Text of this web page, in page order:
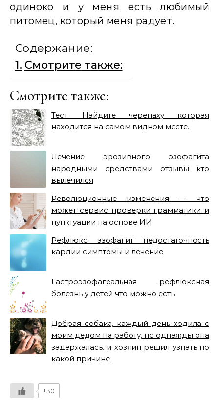
одиноко и у меня есть любимый
питомец, который меня радует.
Содержание:
Смотрите также:
Смотрите также:
Тест: Найдите черепаху которая
находится на самом видном месте.
Лечение эрозивного эзофагита
народными средствами отзывы кто
вылечился
Революционные изменения — что
может сервис проверки грамматики и
пунктуации на основе ИИ
Рефлюкс эзофагит недостаточность
кардии симптомы и лечение
Гастроэзофагеальная рефлюксная
болезнь у детей что можно есть
Добрая собака, каждый день ходила с
моим дедом на работу, но однажды она
задержалась, и хозяин решил узнать по
какой причине
+30